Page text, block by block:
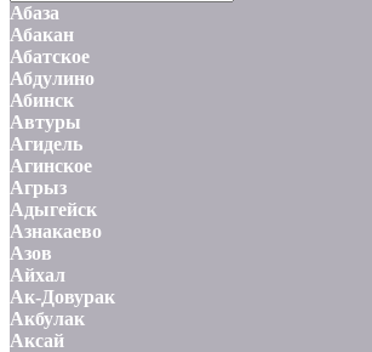
Абаза
Абакан
Абатское
Абдулино
Абинск
Автуры
Агидель
Агинское
Агрыз
Адыгейск
Азнакаево
Азов
Айхал
Ак-Довурак
Акбулак
Аксай